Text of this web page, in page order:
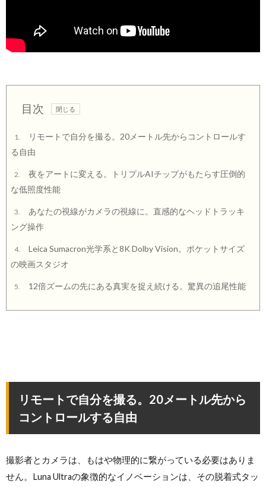
目次
1.
リモートで自分を撮る。20メートル先からコントロールす
る自由
2.
夜をアートに変える。トリプルAIチップがもたらす圧倒的
な低照度性能
3.
あなたの視線がカメラの視線に。直感的なヘッドトラッキ
ング操作
4.
Leica Sumacron光学系と8K Dolby Vision。ポケットサイズ
の映画スタジオ
5. 12倍ズームの先にある真実を捉え続ける。驚異の追尾性能
リモートで自分を撮る。20メートル先から
コントロールする自由
撮影者とカメラは、もはや物理的に繋がっている必要はありま
せん。Luna Ultraの象徴的なイノベーションは、その脱着式タッ